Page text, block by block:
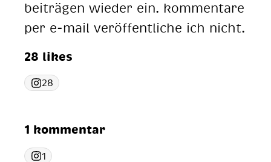
beiträgen wieder ein. kommentare
per e-mail veröffentliche ich nicht.
28 likes
28
1 kommentar
1